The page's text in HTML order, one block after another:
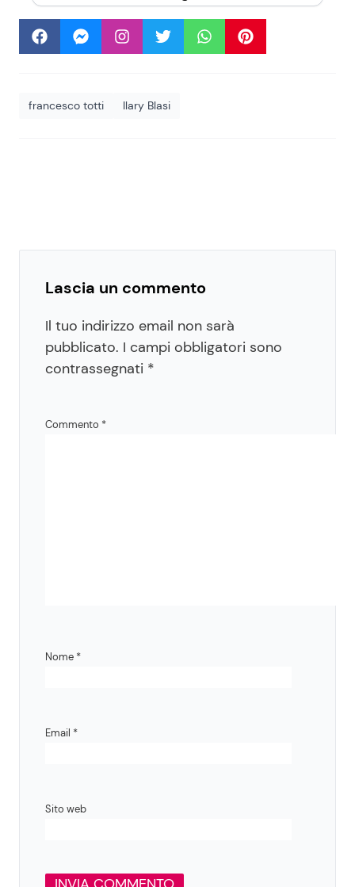
francesco totti Ilary Blasi
Lascia un commento
Il tuo indirizzo email non sarà
pubblicato. I campi obbligatori sono
contrassegnati *
Commento *
Nome *
Email *
Sito web